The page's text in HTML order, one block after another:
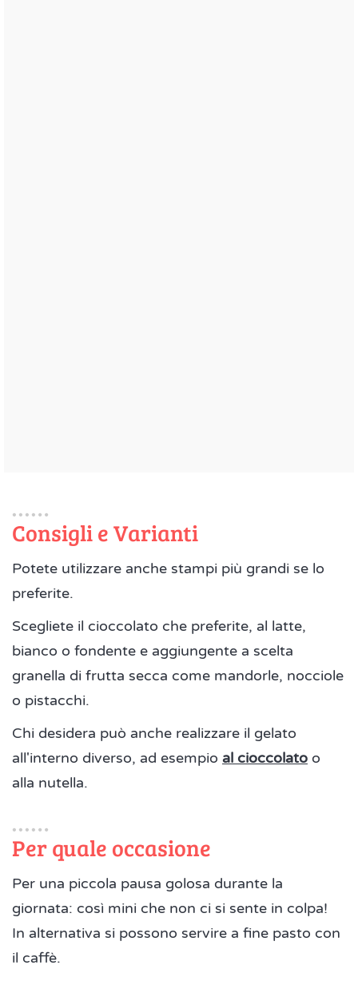
Consigli e Varianti
Potete utilizzare anche stampi più grandi se lo
preferite.
Scegliete il cioccolato che preferite, al latte,
bianco o fondente e aggiungente a scelta
granella di frutta secca come mandorle, nocciole
o pistacchi.
Chi desidera può anche realizzare il gelato
all'interno diverso, ad esempio al cioccolato o
alla nutella.
Per quale occasione
Per una piccola pausa golosa durante la
giornata: così mini che non ci si sente in colpa!
In alternativa si possono servire a fine pasto con
il caffè.